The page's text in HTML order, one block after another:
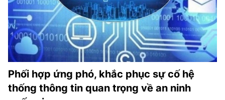
Phối hợp ứng phó, khắc phục sự cố hệ
thống thông tin quan trọng về an ninh